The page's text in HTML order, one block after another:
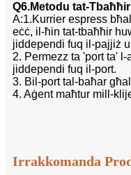
Q6.Metodu tat-
A:1.Kurrier espress
eċċ, il-ħin tat-tbaħħir
jiddependi fuq il-pajjiż
2. Permezz ta 'port ta'
jiddependi fuq il-port.
3. Bil-port tal-baħar
4. Aġent maħtur mill-
Irrakkomanda